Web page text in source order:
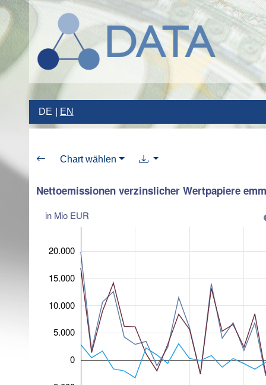
DE EN
Chart wählen
Nettoemissionen verzinslicher Wertpapiere
in Mio EUR
0
5.000
10.000
15.000
20.000